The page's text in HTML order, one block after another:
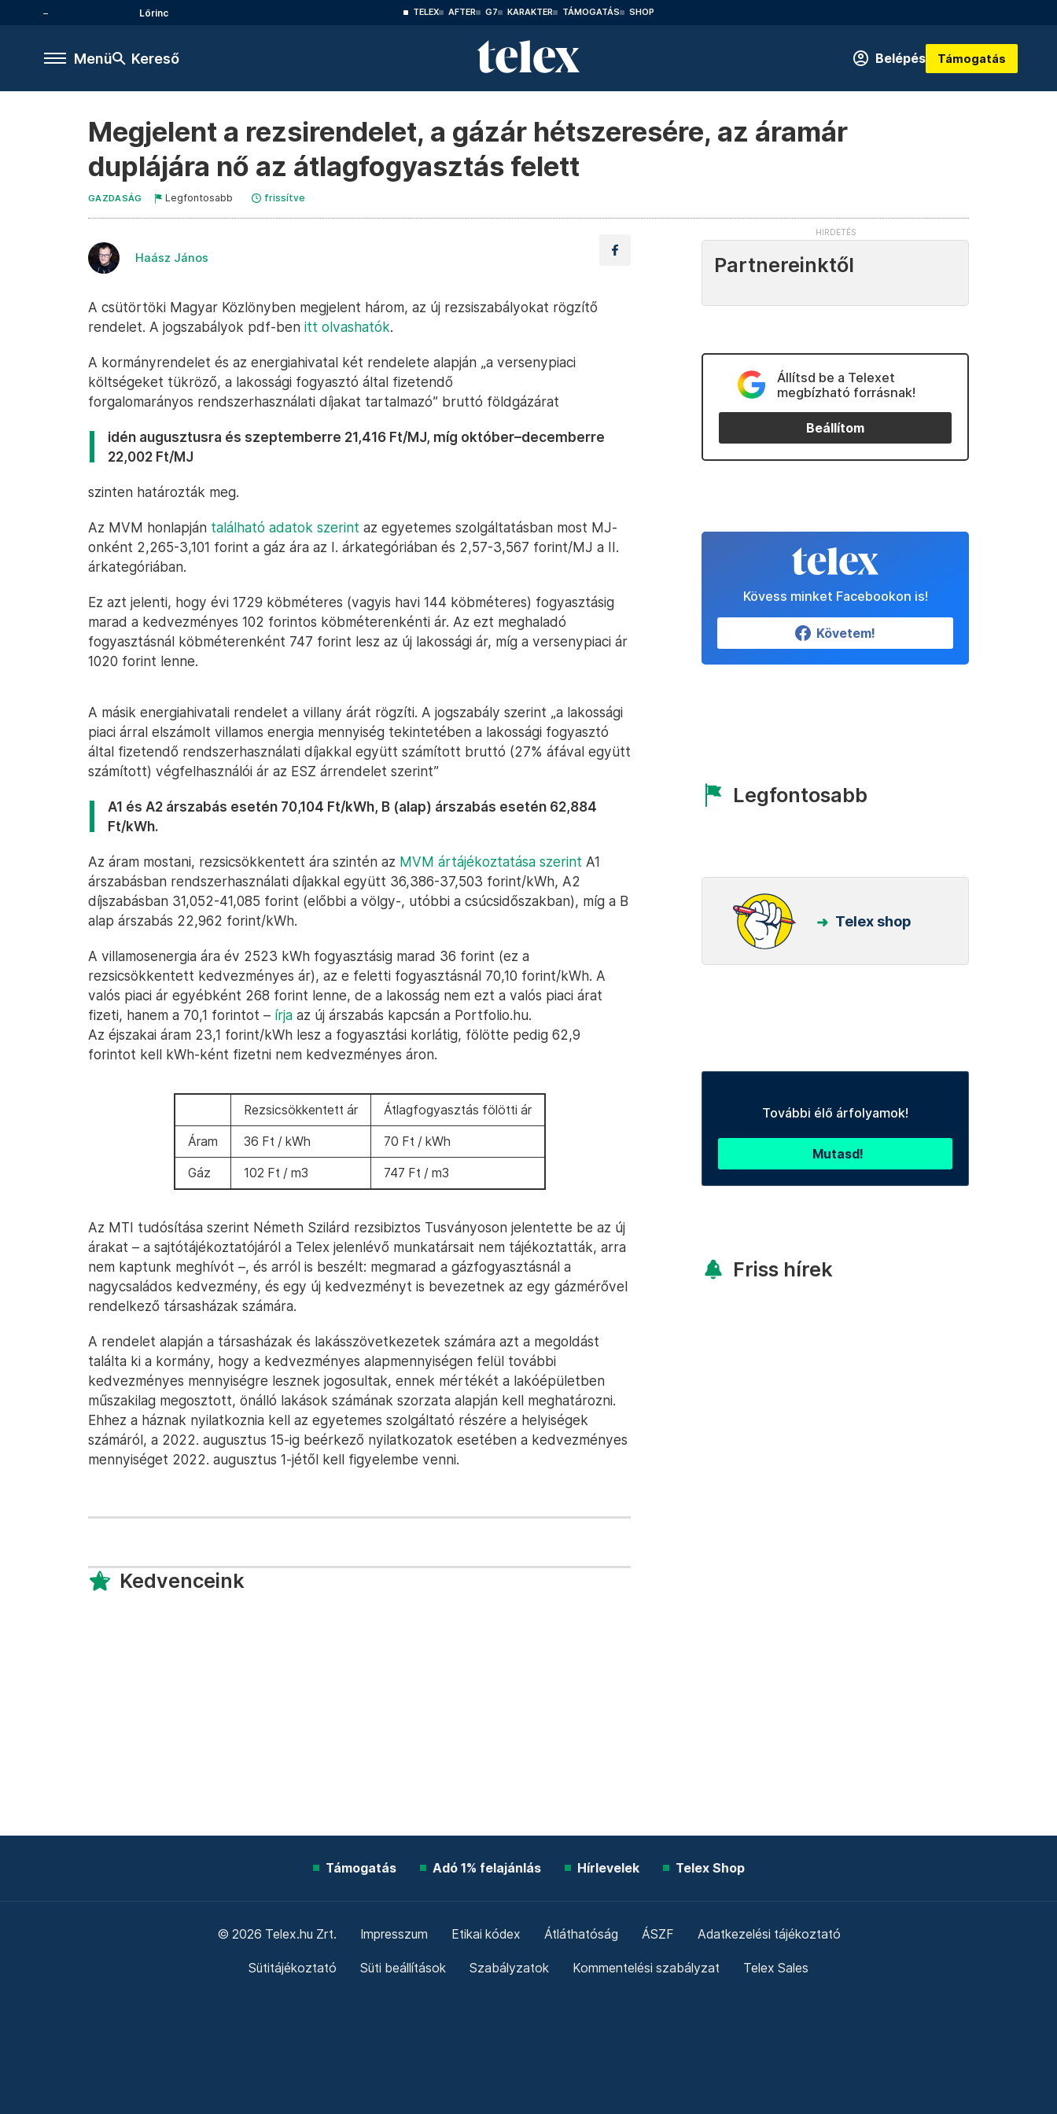
Lőrinc TELEX AFTER G7 KARAKTER TÁMOGATÁS SHOP
Menü Kereső Belépés Támogatás
Megjelent a rezsirendelet, a gázár hétszeresére, az áramár
duplájára nő az átlagfogyasztás felett
GAZDASÁG Legfontosabb frissítve
Haász János
A csütörtöki Magyar Közlönyben megjelent három, az új rezsiszabályokat rögzítő
rendelet. A jogszabályok pdf-ben itt olvashatók.
A kormányrendelet és az energiahivatal két rendelete alapján „a versenypiaci
költségeket tükröző, a lakossági fogyasztó által fizetendő
forgalomarányos rendszerhasználati díjakat tartalmazó” bruttó földgázárat
idén augusztusra és szeptemberre 21,416 Ft/MJ, míg október–decemberre
22,002 Ft/MJ
szinten határozták meg.
Az MVM honlapján található adatok szerint az egyetemes szolgáltatásban most MJ-
onként 2,265-3,101 forint a gáz ára az I. árkategóriában és 2,57-3,567 forint/MJ a II.
árkategóriában.
Ez azt jelenti, hogy évi 1729 köbméteres (vagyis havi 144 köbméteres) fogyasztásig
marad a kedvezményes 102 forintos köbméterenkénti ár. Az ezt meghaladó
fogyasztásnál köbméterenként 747 forint lesz az új lakossági ár, míg a versenypiaci ár
1020 forint lenne.
A másik energiahivatali rendelet a villany árát rögzíti. A jogszabály szerint „a lakossági
piaci árral elszámolt villamos energia mennyiség tekintetében a lakossági fogyasztó
által fizetendő rendszerhasználati díjakkal együtt számított bruttó (27% áfával együtt
számított) végfelhasználói ár az ESZ árrendelet szerint”
A1 és A2 árszabás esetén 70,104 Ft/kWh, B (alap) árszabás esetén 62,884
Ft/kWh.
Az áram mostani, rezsicsökkentett ára szintén az MVM ártájékoztatása szerint A1
árszabásban rendszerhasználati díjakkal együtt 36,386-37,503 forint/kWh, A2
díjszabásban 31,052-41,085 forint (előbbi a völgy-, utóbbi a csúcsidőszakban), míg a B
alap árszabás 22,962 forint/kWh.
A villamosenergia ára év 2523 kWh fogyasztásig marad 36 forint (ez a
rezsicsökkentett kedvezményes ár), az e feletti fogyasztásnál 70,10 forint/kWh. A
valós piaci ár egyébként 268 forint lenne, de a lakosság nem ezt a valós piaci árat
fizeti, hanem a 70,1 forintot – írja az új árszabás kapcsán a Portfolio.hu.
Az éjszakai áram 23,1 forint/kWh lesz a fogyasztási korlátig, fölötte pedig 62,9
forintot kell kWh-ként fizetni nem kedvezményes áron.
Rezsicsökkentett ár Átlagfogyasztás fölötti ár
Áram 36 Ft / kWh 70 Ft / kWh
Gáz 102 Ft / m3 747 Ft / m3
Az MTI tudósítása szerint Németh Szilárd rezsibiztos Tusványoson jelentette be az új
árakat – a sajtótájékoztatójáról a Telex jelenlévő munkatársait nem tájékoztatták, arra
nem kaptunk meghívót –, és arról is beszélt: megmarad a gázfogyasztásnál a
nagycsaládos kedvezmény, és egy új kedvezményt is bevezetnek az egy gázmérővel
rendelkező társasházak számára.
A rendelet alapján a társasházak és lakásszövetkezetek számára azt a megoldást
találta ki a kormány, hogy a kedvezményes alapmennyiségen felül további
kedvezményes mennyiségre lesznek jogosultak, ennek mértékét a lakóépületben
műszakilag megosztott, önálló lakások számának szorzata alapján kell meghatározni.
Ehhez a háznak nyilatkoznia kell az egyetemes szolgáltató részére a helyiségek
számáról, a 2022. augusztus 15-ig beérkező nyilatkozatok esetében a kedvezményes
mennyiséget 2022. augusztus 1-jétől kell figyelembe venni.
Kedvenceink
Partnereinktől
Állítsd be a Telexet
megbízható forrásnak!
Beállítom
Kövess minket Facebookon is!
Követem!
Legfontosabb
Telex shop
További élő árfolyamok!
Mutasd!
Friss hírek
Támogatás Adó 1% felajánlás Hírlevelek Telex Shop
© 2026 Telex.hu Zrt. Impresszum Etikai kódex Átláthatóság ÁSZF Adatkezelési tájékoztató
Sütitájékoztató Süti beállítások Szabályzatok Kommentelési szabályzat Telex Sales